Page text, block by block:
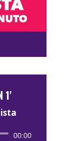
1'
00:00